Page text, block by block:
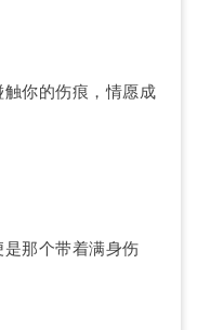
你的伤痕，情愿成
那个带着满身伤